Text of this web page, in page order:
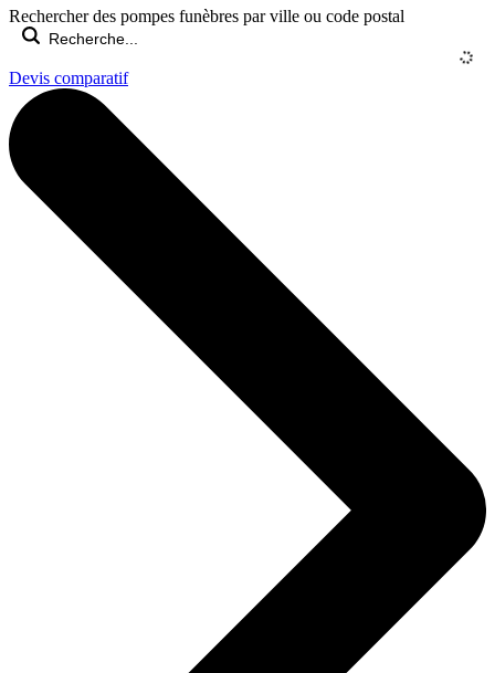
Rechercher des pompes funèbres par ville ou code postal
Devis comparatif